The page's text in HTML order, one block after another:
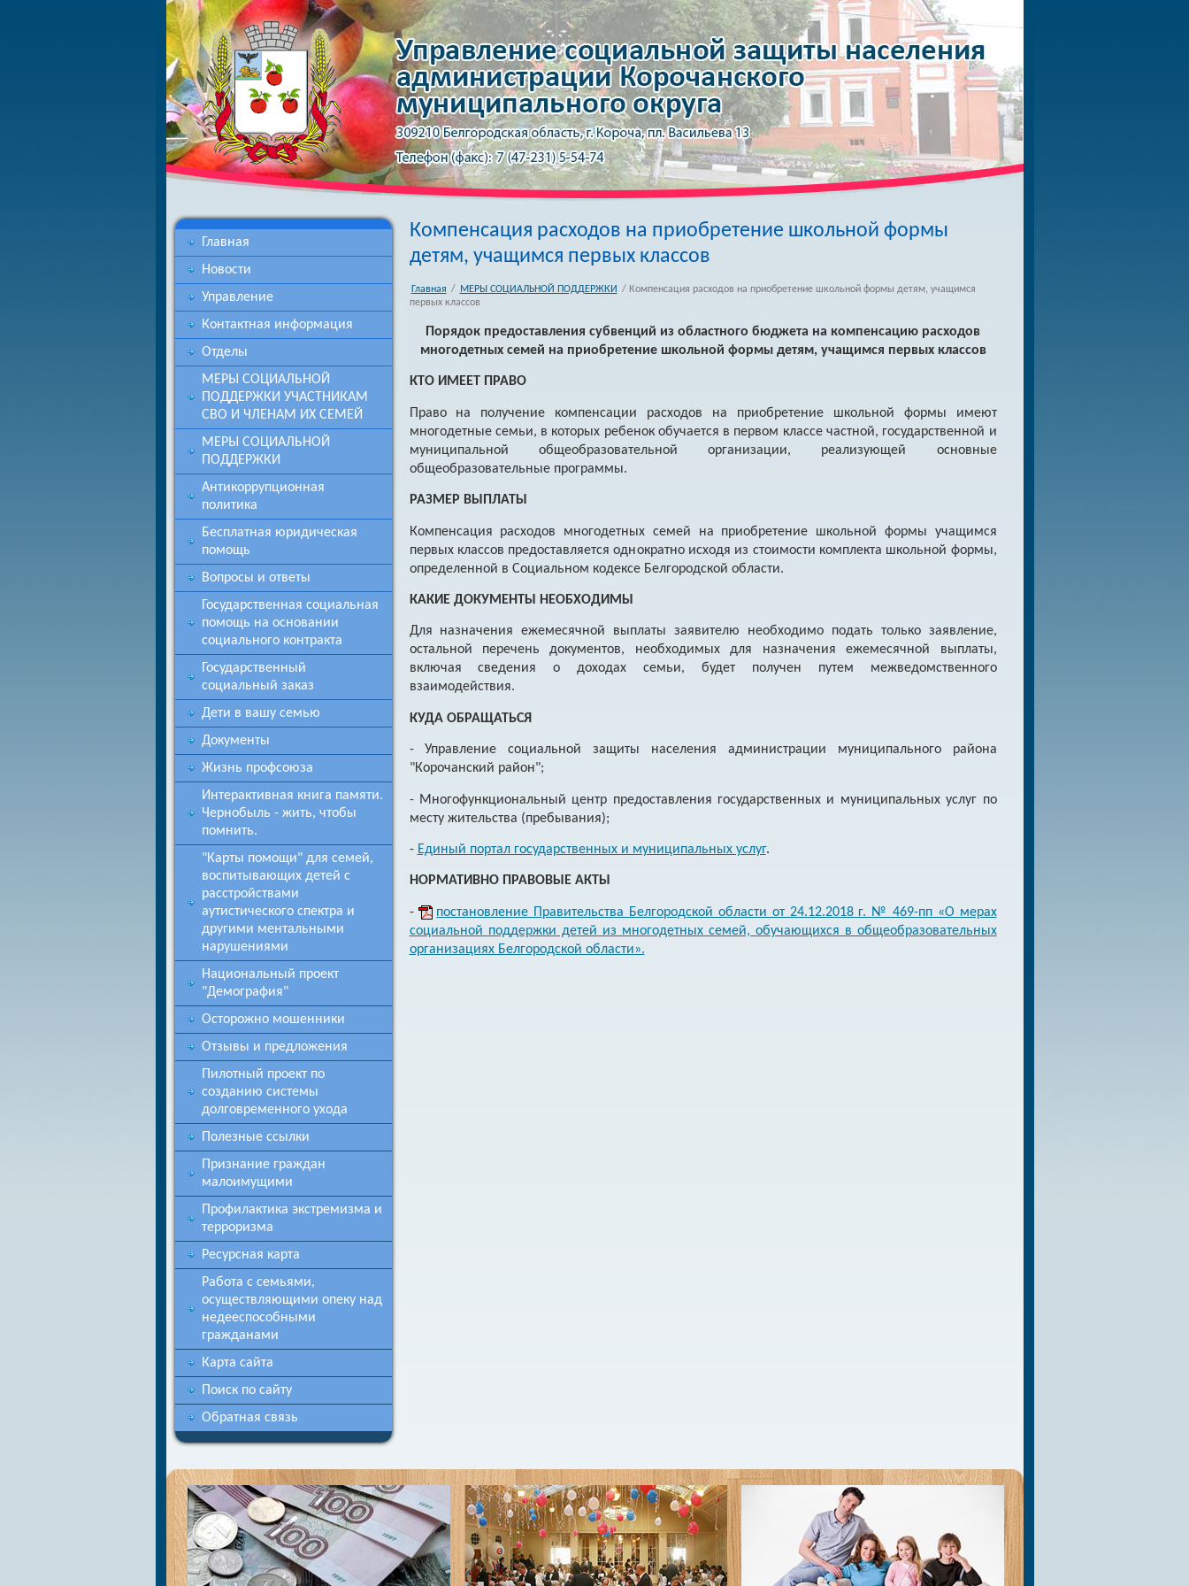
Главная
Новости
Управление
Контактная информация
Отделы
МЕРЫ СОЦИАЛЬНОЙ
ПОДДЕРЖКИ УЧАСТНИКАМ
СВО И ЧЛЕНАМ ИХ СЕМЕЙ
МЕРЫ СОЦИАЛЬНОЙ
ПОДДЕРЖКИ
Антикоррупционная
политика
Бесплатная юридическая
помощь
Вопросы и ответы
Государственная социальная
помощь на основании
социального контракта
Государственный
социальный заказ
Дети в вашу семью
Документы
Жизнь профсоюза
Интерактивная книга памяти.
Чернобыль - жить, чтобы
помнить.
"Карты помощи" для семей,
воспитывающих детей с
расстройствами
аутистического спектра и
другими ментальными
нарушениями
Национальный проект
"Демография"
Осторожно мошенники
Отзывы и предложения
Пилотный проект по
созданию системы
долговременного ухода
Полезные ссылки
Признание граждан
малоимущими
Профилактика экстремизма и
терроризма
Ресурсная карта
Работа с семьями,
осуществляющими опеку над
недееспособными
гражданами
Карта сайта
Поиск по сайту
Обратная связь
Компенсация расходов на приобретение школьной формы
детям, учащимся первых классов
Главная / МЕРЫ СОЦИАЛЬНОЙ ПОДДЕРЖКИ / Компенсация расходов на приобретение школьной формы детям, учащимся
первых классов
Порядок предоставления субвенций из областного бюджета на компенсацию расходов
многодетных семей на приобретение школьной формы детям, учащимся первых классов
КТО ИМЕЕТ ПРАВО
Право на получение компенсации расходов на приобретение школьной формы имеют
многодетные семьи, в которых ребенок обучается в первом классе частной, государственной и
муниципальной общеобразовательной организации, реализующей основные
общеобразовательные программы.
РАЗМЕР ВЫПЛАТЫ
Компенсация расходов многодетных семей на приобретение школьной формы учащимся
первых классов предоставляется однократно исходя из стоимости комплекта школьной формы,
определенной в Социальном кодексе Белгородской области.
КАКИЕ ДОКУМЕНТЫ НЕОБХОДИМЫ
Для назначения ежемесячной выплаты заявителю необходимо подать только заявление,
остальной перечень документов, необходимых для назначения ежемесячной выплаты,
включая сведения о доходах семьи, будет получен путем межведомственного
взаимодействия.
КУДА ОБРАЩАТЬСЯ
- Управление социальной защиты населения администрации муниципального района
"Корочанский район";
- Многофункциональный центр предоставления государственных и муниципальных услуг по
месту жительства (пребывания);
- Единый портал государственных и муниципальных услуг.
НОРМАТИВНО ПРАВОВЫЕ АКТЫ
-
постановление Правительства Белгородской области от 24.12.2018 г. № 469-пп «О мерах
социальной поддержки детей из многодетных семей, обучающихся в общеобразовательных
организациях Белгородской области».